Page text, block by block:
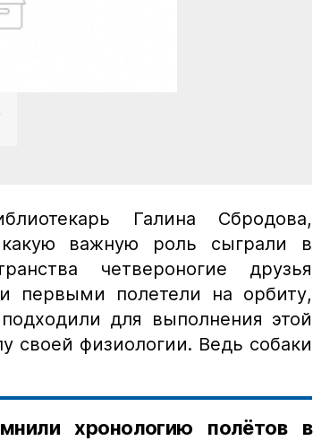
Галина Сбродова,
важную роль сыграли в
четвероногие друзья
первыми полетели на орбиту,
для выполнения этой
своей физиологии. Ведь собаки
хронологию полётов в